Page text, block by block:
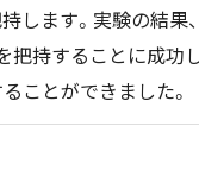
します。実験の結果
持することに成功
ことができました。